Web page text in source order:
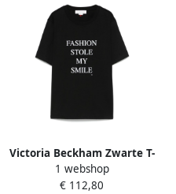
Victoria Beckham Zwarte T-
shirts en Polos Black Dames
1 webshop
€ 112,80